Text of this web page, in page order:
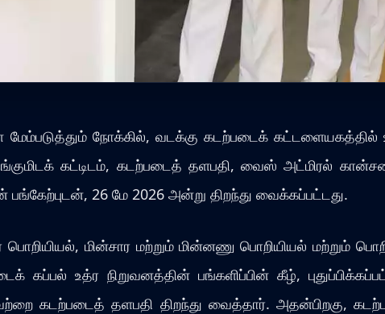
நோக்கில், வடக்கு கடற்படைக்
தங்குமிடக் கட்டிடம், கடற்படைத் தளபதி, வைஸ்
26 மே 2026 அன்று திறந்து வைக்கப்பட்டது.
மின்சார மற்றும் மின்னணு பொறியியல் மற்றும்
உத்ர நிறுவனத்தின் பங்களிப்பின் கீழ்,
கடற்படைத் தளபதி திறந்து வைத்தார். அதன்பிறகு,